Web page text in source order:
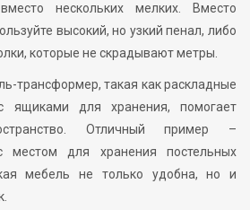
нескольких мелких. Вместо
высокий, но узкий пенал, либо
которые не скрадывают метры.
трансформер, такая как раскладные
ящиками для хранения, помогает
Отличный пример –
местом для хранения постельных
мебель не только удобна, но и